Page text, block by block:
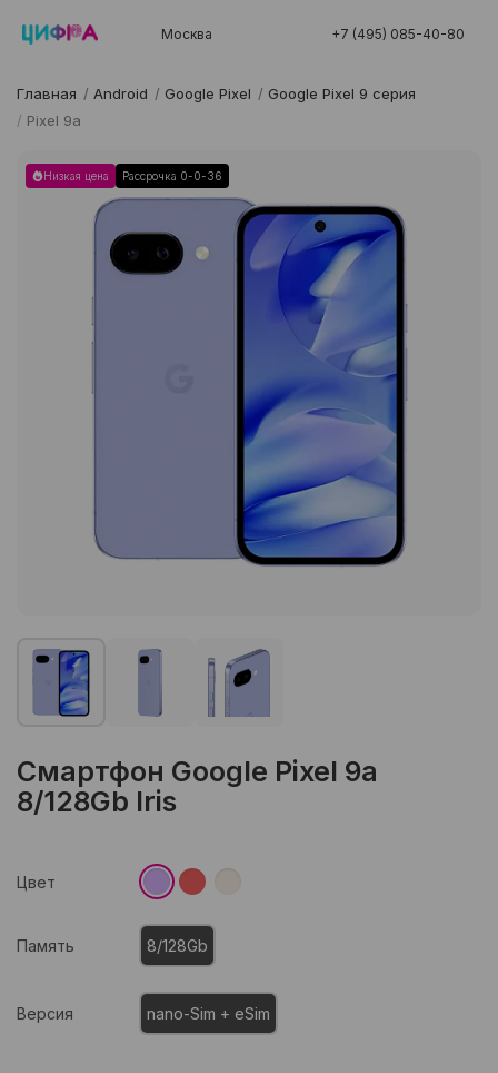
Москва +7 (495) 085-40-80
Главная / Android / Google Pixel / Google Pixel 9 серия
/ Pixel 9a
Низкая цена Рассрочка 0-0-36
Смартфон Google Pixel 9a
8/128Gb Iris
Цвет
Память 8/128Gb
Версия nano-Sim + eSim